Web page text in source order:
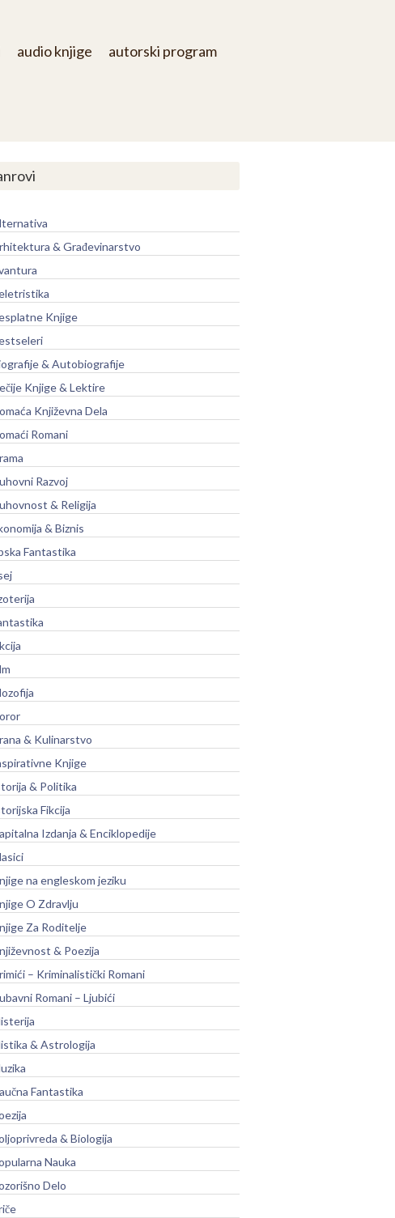
audio knjige autorski program
& Građevinarstvo
Knjige
& Autobiografije
Knjige & Lektire
Književna Dela
Romani
Razvoj
& Religija
& Biznis
Fantastika
& Kulinarstvo
Knjige
& Politika
Fikcija
Izdanja & Enciklopedije
na engleskom jeziku
O Zdravlju
Za Roditelje
& Poezija
– Kriminalistički Romani
Romani – Ljubići
& Astrologija
Fantastika
& Biologija
Nauka
Delo